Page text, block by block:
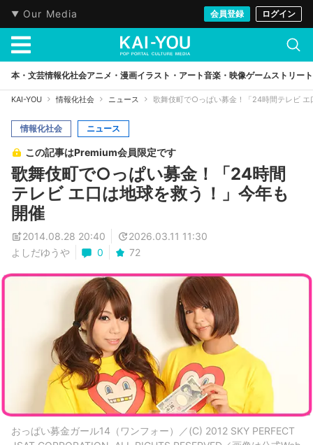
Our Media 会員登録 ログイン
本・文芸情報化社会アニメ・漫画イラスト・アート音楽・映像ゲームストリート
KAI-YOU 情報化社会 ニュース 歌舞伎町で○っぱい募金！「24時間テレビ エ
情報化社会 ニュース
この記事はPremium会員限定です
歌舞伎町で○っぱい募金！「24時間
テレビ エ口は地球を救う！」今年も
開催
2014.08.28 20:40
2026.03.11 11:30
よしだゆうや
0 72
おっぱい募金ガール14（ワンフォー）／(C) 2012 SKY PERFECT